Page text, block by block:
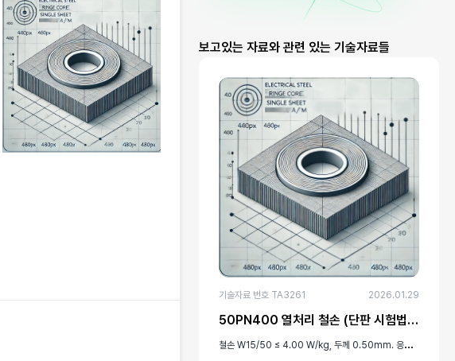
보고있는 자료와 관련 있는 기술자료들
기술자료 번호 TA3261 2026.01.29
50PN400 열처리 철손 (단판 시험법, 100Hz)
철
손 W15/50 ≤ 4.00 W/kg, 두께 0.50mm. 응력 제거 열처리 적용, 엡스타인 프레임/SST 방식의 단판 시편 측정